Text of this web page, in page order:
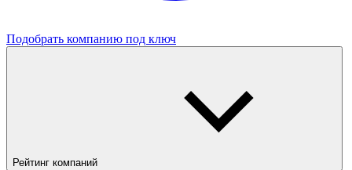
Подобрать компанию под ключ
Рейтинг компаний